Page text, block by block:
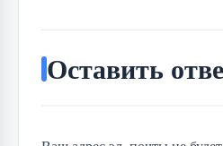
Оставить